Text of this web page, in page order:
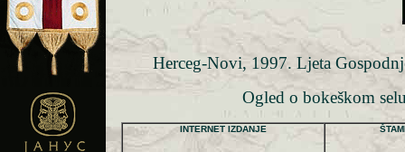
Herceg-Novi, 1997. Ljeta
Ogled o bokeškom
INTERNET IZDANJE